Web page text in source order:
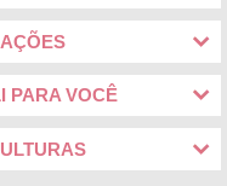
PARA VOCÊ